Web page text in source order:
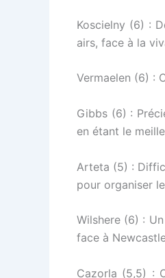
Koscielny (6) :
airs, face à la
Vermaelen (6) :
Gibbs (6) :
en étant le
Arteta (5) :
pour organiser
Wilshere (6) :
face à
Cazorla (5,5) :